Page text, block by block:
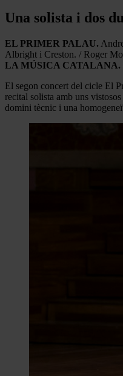
Una solista i dos
EL PRIMER PALAU.
Albright i Creston. / Roger
LA MÚSICA CATALANA.
El segon concert del cicle El
recital solista amb uns vistosos
domini tècnic i una